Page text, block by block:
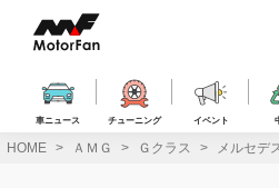
ス
車ニュース チューニング イベント
HOME ＡＭＧ Ｇクラス メルセデ